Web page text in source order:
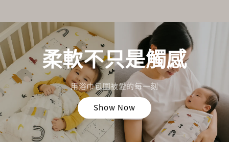
柔軟不只是觸感
用浴巾包圍被愛的每一刻
Show Now